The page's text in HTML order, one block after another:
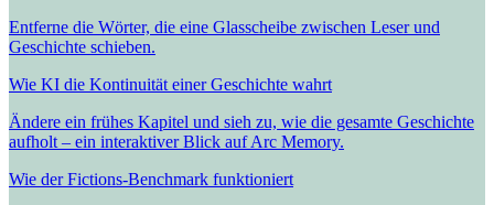
Entferne die Wörter, die eine Glasscheibe zwischen Leser und
Geschichte schieben.
Wie KI die Kontinuität einer Geschichte wahrt
Ändere ein frühes Kapitel und sieh zu, wie die gesamte Geschichte
aufholt – ein interaktiver Blick auf Arc Memory.
Wie der Fictions-Benchmark funktioniert